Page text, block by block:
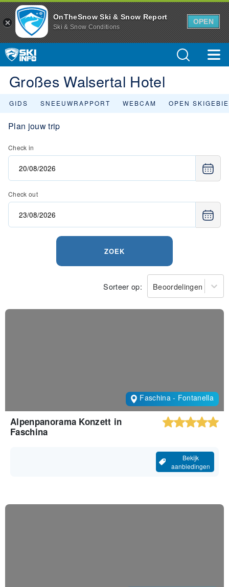
OnTheSnow Ski & Snow Report
Ski & Snow Conditions
OPEN
Großes Walsertal Hotel
GIDS SNEEUWRAPPORT WEBCAM OPEN
Plan jouw trip
Check in
Check out
ZOEK
Sorteer op: Beoordelingen
Faschina - Fontanella
Alpenpanorama Konzett in
Faschina
Bekijk
aanbiedingen